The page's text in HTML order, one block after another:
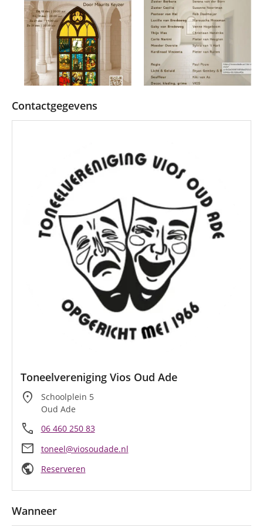
Contactgegevens
Toneelvereniging Vios Oud Ade
location_on
Schoolplein 5
Oud Ade
call 06 460 250 83
mail toneel@viosoudade.nl
public Reserveren
Wanneer